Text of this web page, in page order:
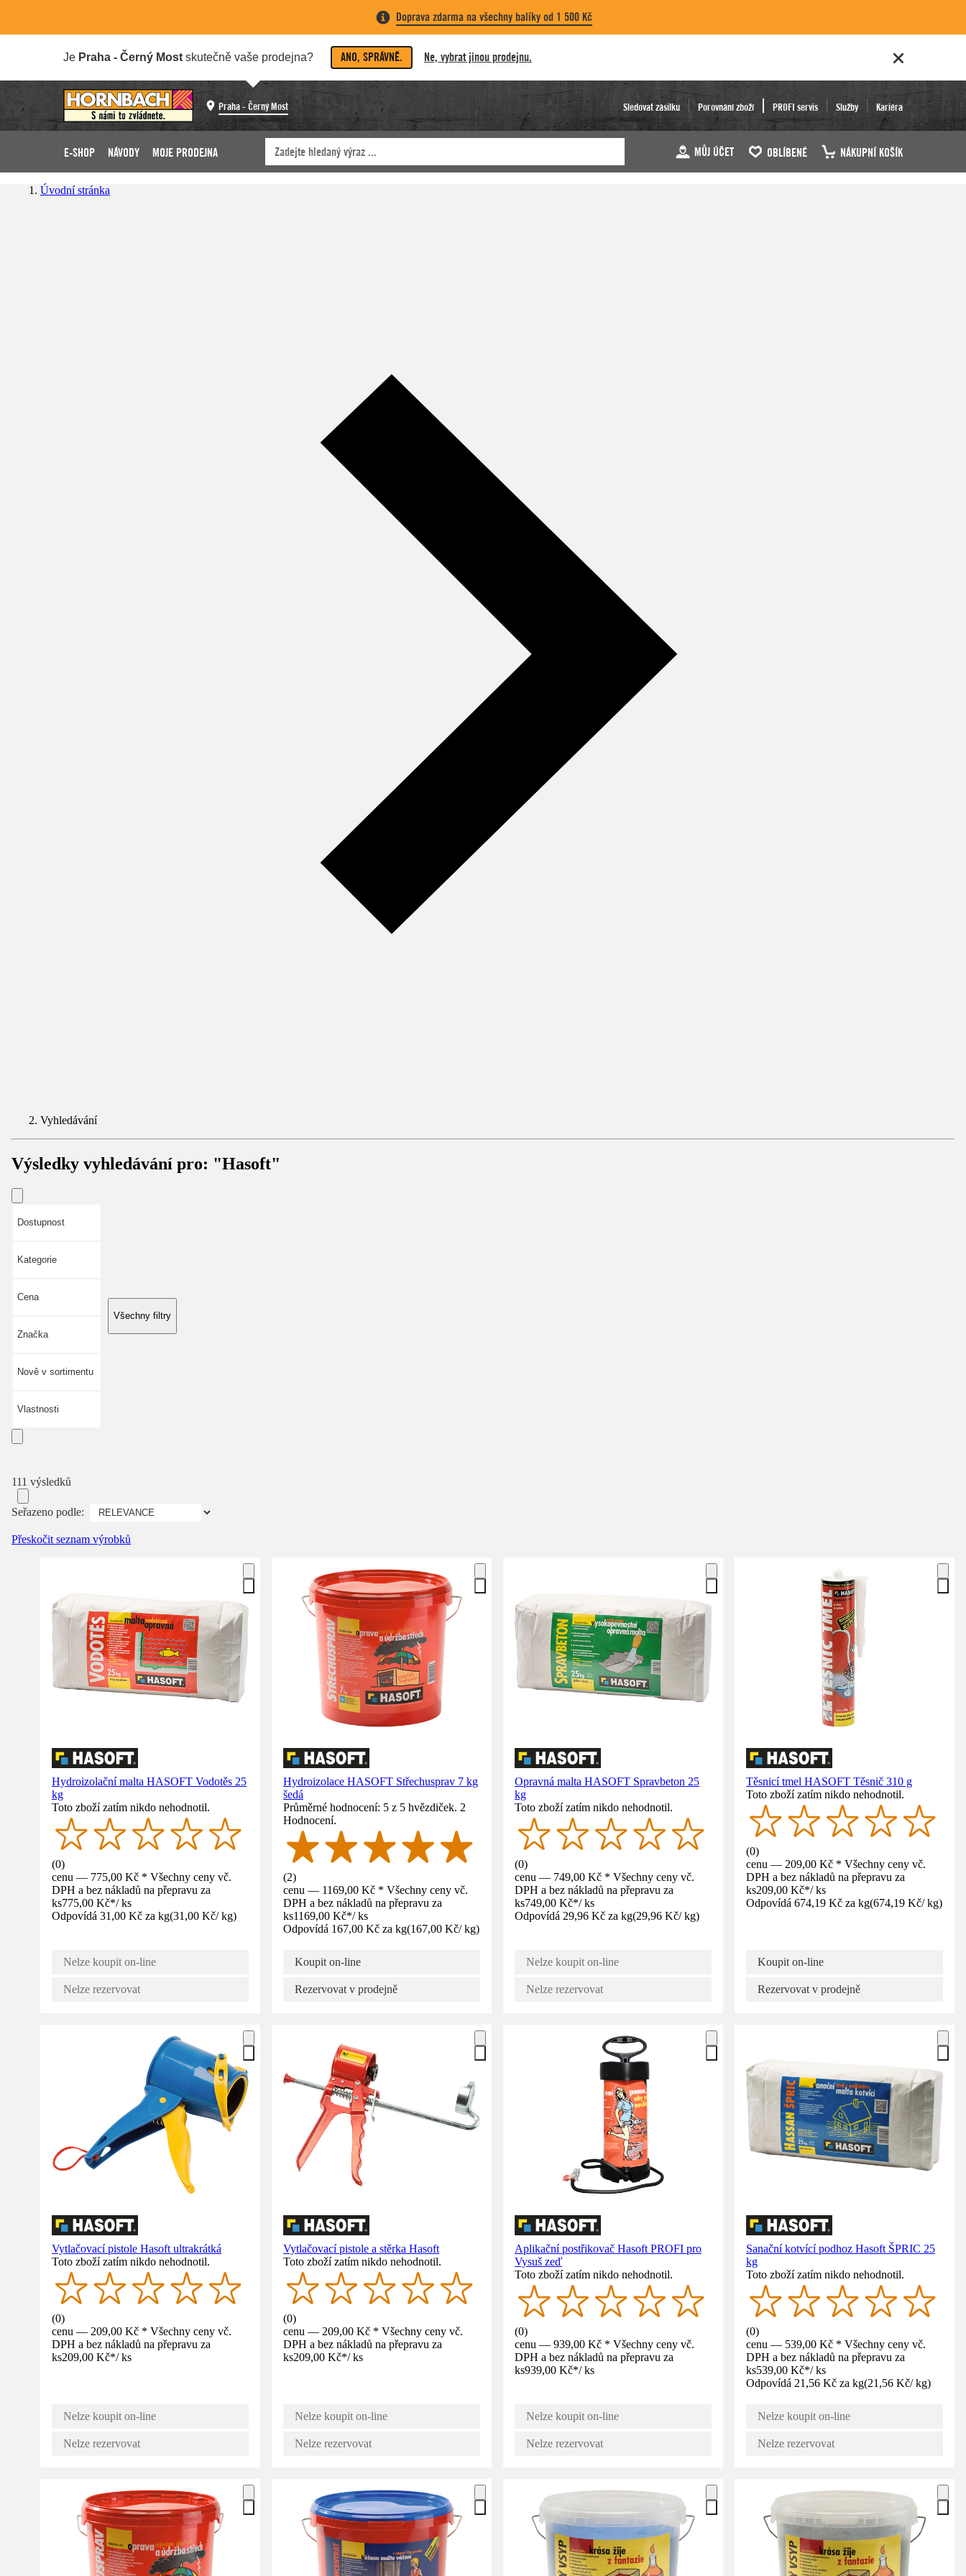
Doprava zdarma na všechny balíky od 1 500 Kč
Je Praha - Černý Most skutečně vaše prodejna? ANO, SPRÁVNĚ. Ne, vybrat jinou prodejnu.
Praha - Černý Most Sledovat zásilku Porovnání zboží PROFI servis Služby Kariéra
E-SHOP NÁVODY MOJE PRODEJNA MŮJ ÚČET OBLÍBENÉ NÁKUPNÍ KOŠÍK
Úvodní stránka
Vyhledávání
Výsledky vyhledávání pro: "Hasoft"
Dostupnost
Kategorie
Cena
Značka
Nově v sortimentu
Vlastnosti
Všechny filtry
111 výsledků
Seřazeno podle:
Přeskočit seznam výrobků
Hydroizolační malta HASOFT Vodotěs 25
kg
Toto zboží zatím nikdo nehodnotil.
(0)
cenu — 775,00 Kč * Všechny ceny vč.
DPH a bez nákladů na přepravu za
ks775,00 Kč*/ ks
Odpovídá 31,00 Kč za kg(31,00 Kč/ kg)
Nelze koupit on-line
Nelze rezervovat
Hydroizolace HASOFT Střechusprav 7 kg
šedá
Průměrné hodnocení: 5 z 5 hvězdiček. 2
Hodnocení.
(2)
cenu — 1169,00 Kč * Všechny ceny vč.
DPH a bez nákladů na přepravu za
ks1169,00 Kč*/ ks
Odpovídá 167,00 Kč za kg(167,00 Kč/ kg)
Koupit on-line
Rezervovat v prodejně
Opravná malta HASOFT Spravbeton 25
kg
Toto zboží zatím nikdo nehodnotil.
(0)
cenu — 749,00 Kč * Všechny ceny vč.
DPH a bez nákladů na přepravu za
ks749,00 Kč*/ ks
Odpovídá 29,96 Kč za kg(29,96 Kč/ kg)
Nelze koupit on-line
Nelze rezervovat
Těsnicí tmel HASOFT Těsnič 310 g
Toto zboží zatím nikdo nehodnotil.
(0)
cenu — 209,00 Kč * Všechny ceny vč.
DPH a bez nákladů na přepravu za
ks209,00 Kč*/ ks
Odpovídá 674,19 Kč za kg(674,19 Kč/ kg)
Koupit on-line
Rezervovat v prodejně
Vytlačovací pistole Hasoft ultrakrátká
Toto zboží zatím nikdo nehodnotil.
(0)
cenu — 209,00 Kč * Všechny ceny vč.
DPH a bez nákladů na přepravu za
ks209,00 Kč*/ ks
Nelze koupit on-line
Nelze rezervovat
Vytlačovací pistole a stěrka Hasoft
Toto zboží zatím nikdo nehodnotil.
(0)
cenu — 209,00 Kč * Všechny ceny vč.
DPH a bez nákladů na přepravu za
ks209,00 Kč*/ ks
Nelze koupit on-line
Nelze rezervovat
Aplikační postřikovač Hasoft PROFI pro
Vysuš zeď
Toto zboží zatím nikdo nehodnotil.
(0)
cenu — 939,00 Kč * Všechny ceny vč.
DPH a bez nákladů na přepravu za
ks939,00 Kč*/ ks
Nelze koupit on-line
Nelze rezervovat
Sanační kotvící podhoz Hasoft ŠPRIC 25
kg
Toto zboží zatím nikdo nehodnotil.
(0)
cenu — 539,00 Kč * Všechny ceny vč.
DPH a bez nákladů na přepravu za
ks539,00 Kč*/ ks
Odpovídá 21,56 Kč za kg(21,56 Kč/ kg)
Nelze koupit on-line
Nelze rezervovat